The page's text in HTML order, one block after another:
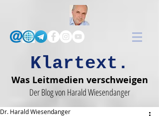
Klartext.
Was Leitmedien verschweigen
Der Blog von Harald Wiesendanger
Dr. Harald Wiesendanger